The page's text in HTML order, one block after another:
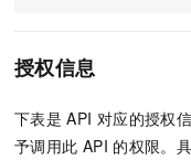
授权信息
下表是 API 对应的授权
予调用此 API 的权限。
大模型服务
千问AI平台-Token Plan NEW
140+云产品 免费试用
大模型ACA认证体验
AI空中课堂在线直播课堂（旗舰
生态解决方案
入门学习赛